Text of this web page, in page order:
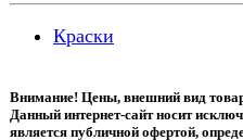
Краски
Внимание! Цены, внешний вид
Данный интернет-сайт носит
является публичной офертой,